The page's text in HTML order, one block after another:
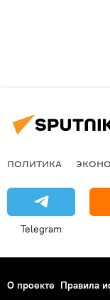
ПОЛИТИКА
Telegram
О проекте Правила